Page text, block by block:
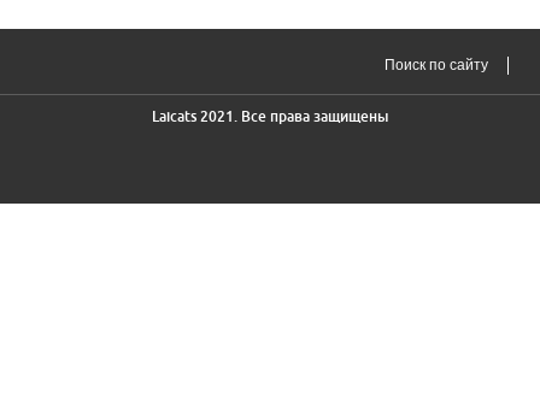
Laicats 2021. Все права защищены